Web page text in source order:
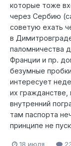
которые тоже
через Сербию
советую ехать
в
паломничества
Франции и пр.
безумные
интересует
их гражданстве,
внутренний
там паспорта
принципе не
18 июля